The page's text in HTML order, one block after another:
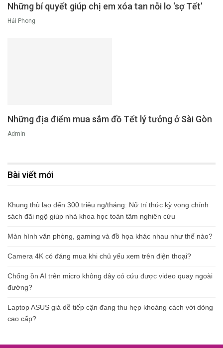
Những bí quyết giúp chị em xóa tan nỗi lo ‘sợ Tết’
Hải Phong
Những địa điểm mua sắm đồ Tết lý tưởng ở Sài Gòn
Admin
Bài viết mới
Khung thù lao đến 300 triệu ng/tháng: Nữ trí thức kỳ vọng chính
sách đãi ngộ giúp nhà khoa học toàn tâm nghiên cứu
Màn hình văn phòng, gaming và đồ họa khác nhau như thế nào?
Camera 4K có đáng mua khi chủ yếu xem trên điện thoại?
Chống ồn AI trên micro không dây có cứu được video quay ngoài
đường?
Laptop ASUS giá dễ tiếp cận đang thu hẹp khoảng cách với dòng
cao cấp?